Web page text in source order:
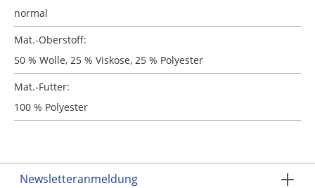
normal
Mat.-Oberstoff:
50 % Wolle, 25 % Viskose, 25 % Polyester
Mat.-Futter:
100 % Polyester
Newsletteranmeldung